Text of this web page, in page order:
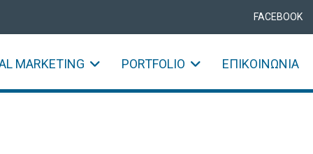
FACEBOOK
MARKETING PORTFOLIO ΕΠΙΚΟΙΝΩΝΊΑ